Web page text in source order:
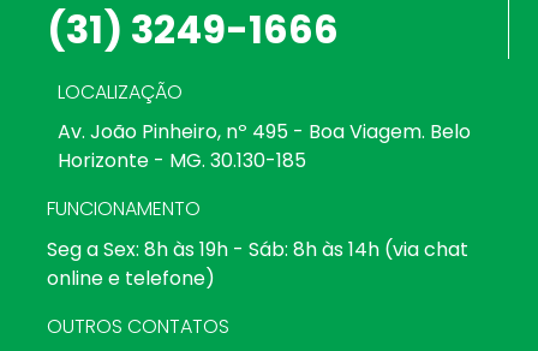
(31) 3249-1666
LOCALIZAÇÃO
Av. João Pinheiro, nº 495 - Boa Viagem. Belo
Horizonte - MG. 30.130-185
FUNCIONAMENTO
Seg a Sex: 8h às 19h - Sáb: 8h às 14h (via chat
online e telefone)
OUTROS CONTATOS